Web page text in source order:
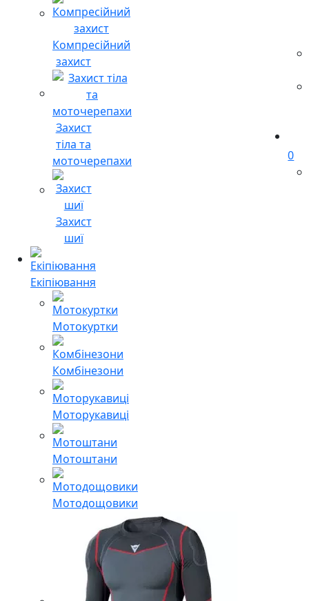
Компресійний
захист
Захист
тіла та
моточерепахи
Захист
шиї
Екіпіювання
Мотокуртки
Комбінезони
Моторукавиці
Мотоштани
Мотодощовики
0